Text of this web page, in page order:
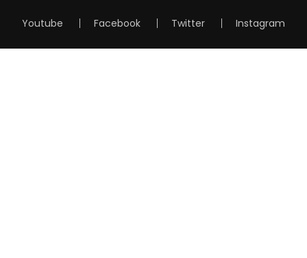
Youtube Facebook Twitter Instagram